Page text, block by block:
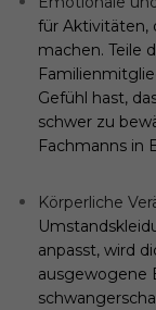
für Aktivitäten,
machen. Teile
Gefühl hast,
schwer zu
Fachmanns in
Körperliche
anpasst, wird
ausgewogene